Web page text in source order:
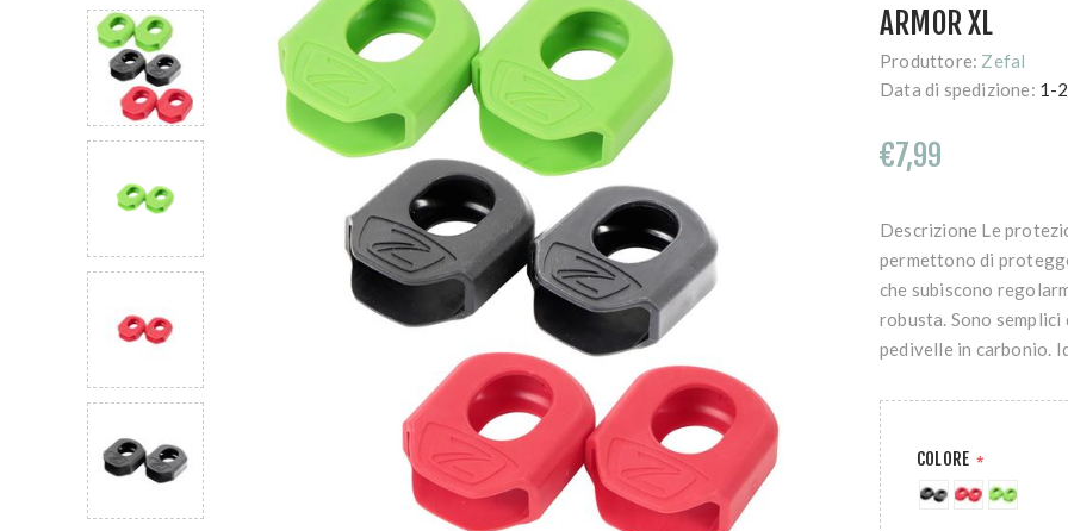
ARMOR XL
Produttore: Zefal
Data di spedizione: 1-
€7,99
Descrizione Le
permettono di
che subiscono
robusta. Sono
pedivelle in carbonio.
COLORE *